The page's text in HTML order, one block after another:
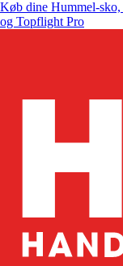
Køb dine Hummel-sko,
og Topflight Pro